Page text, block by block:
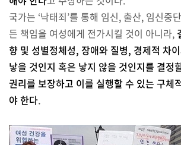
국가는 ‘낙태죄’를 통해 임신, 출산, 임신중
든 책임을 여성에게 전가시킬 것이 아니라,
향 및 성별정체성, 장애와 질병, 경제적 차
낳을 것인지 혹은 낳지 않을 것인지를 결정
권리를 보장하고 이를 실행할 수 있는 구체
야 한다.